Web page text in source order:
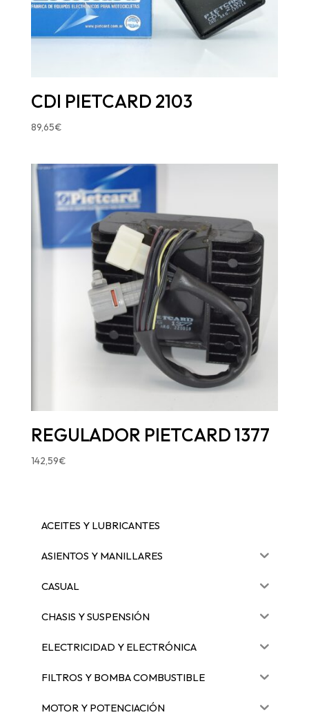
CDI PIETCARD 2103
89,65€
REGULADOR PIETCARD 1377
142,59€
ACEITES Y LUBRICANTES
ASIENTOS Y MANILLARES
CASUAL
CHASIS Y SUSPENSIÓN
ELECTRICIDAD Y ELECTRÓNICA
FILTROS Y BOMBA COMBUSTIBLE
MOTOR Y POTENCIACIÓN